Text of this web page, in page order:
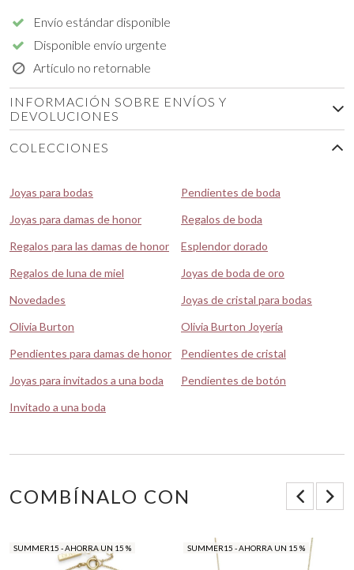
Envío estándar disponible
Disponible envío urgente
Artículo no retornable
INFORMACIÓN SOBRE ENVÍOS Y
DEVOLUCIONES
COLECCIONES
Joyas para bodas
Pendientes de boda
Joyas para damas de honor
Regalos de boda
Regalos para las damas de honor
Esplendor dorado
Regalos de luna de miel
Joyas de boda de oro
Novedades
Joyas de cristal para bodas
Olivia Burton
Olivia Burton Joyería
Pendientes para damas de honor
Pendientes de cristal
Joyas para invitados a una boda
Pendientes de botón
Invitado a una boda
COMBÍNALO CON
SUMMER15 - AHORRA UN 15 % SUMMER15 - AHORRA UN 15 %